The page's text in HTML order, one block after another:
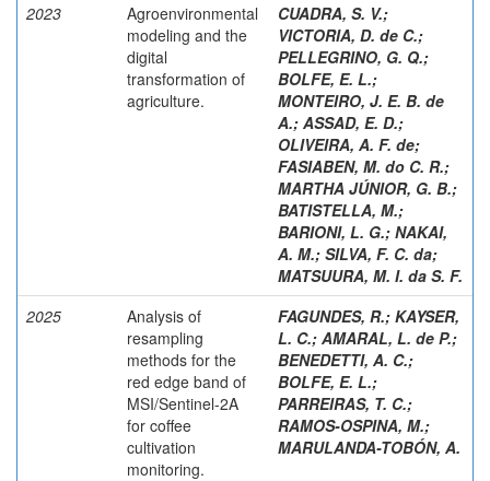
2023
Agroenvironmental
modeling and the
digital
transformation of
agriculture.
CUADRA, S. V.;
VICTORIA, D. de C.;
PELLEGRINO, G. Q.;
BOLFE, E. L.;
MONTEIRO, J. E. B. de
A.; ASSAD, E. D.;
OLIVEIRA, A. F. de;
FASIABEN, M. do C. R.;
MARTHA JÚNIOR, G. B.;
BATISTELLA, M.;
BARIONI, L. G.; NAKAI,
A. M.; SILVA, F. C. da;
MATSUURA, M. I. da S. F.
2025
Analysis of
resampling
methods for the
red edge band of
MSI/Sentinel-2A
for coffee
cultivation
monitoring.
FAGUNDES, R.; KAYSER,
L. C.; AMARAL, L. de P.;
BENEDETTI, A. C.;
BOLFE, E. L.;
PARREIRAS, T. C.;
RAMOS-OSPINA, M.;
MARULANDA-TOBÓN, A.